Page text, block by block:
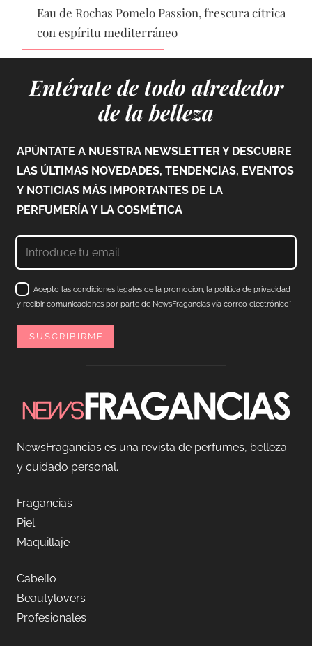
Eau de Rochas Pomelo Passion, frescura cítrica
con espíritu mediterráneo
Entérate de todo alrededor
de la belleza
APÚNTATE A NUESTRA NEWSLETTER Y DESCUBRE
LAS ÚLTIMAS NOVEDADES, TENDENCIAS, EVENTOS
Y NOTICIAS MÁS IMPORTANTES DE LA
PERFUMERÍA Y LA COSMÉTICA
Acepto las condiciones legales de la promoción, la política de privacidad
y recibir comunicaciones por parte de NewsFragancias vía correo electrónico*
NewsFragancias es una revista de perfumes, belleza
y cuidado personal.
Fragancias
Piel
Maquillaje
Cabello
Beautylovers
Profesionales